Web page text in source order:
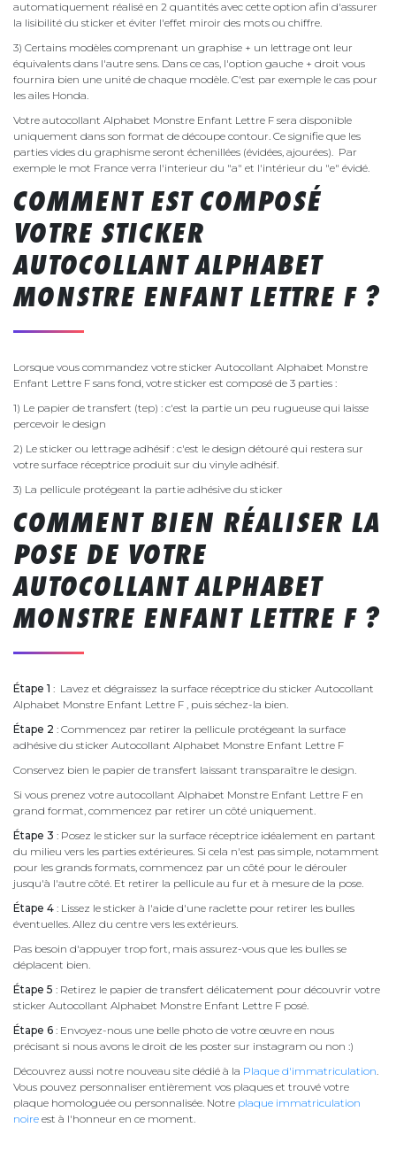
automatiquement réalisé en 2 quantités avec cette option afin d'assurer
la lisibilité du sticker et éviter l'effet miroir des mots ou chiffre.
3) Certains modèles comprenant un graphise + un lettrage ont leur
équivalents dans l'autre sens. Dans ce cas, l'option gauche + droit vous
fournira bien une unité de chaque modèle. C'est par exemple le cas pour
les ailes Honda.
Votre autocollant Alphabet Monstre Enfant Lettre F sera disponible
uniquement dans son format de découpe contour. Ce signifie que les
parties vides du graphisme seront échenillées (évidées, ajourées). Par
exemple le mot France verra l'interieur du "a" et l'intérieur du "e" évidé.
COMMENT EST COMPOSÉ
VOTRE STICKER
AUTOCOLLANT ALPHABET
MONSTRE ENFANT LETTRE F ?
Lorsque vous commandez votre sticker Autocollant Alphabet Monstre
Enfant Lettre F sans fond, votre sticker est composé de 3 parties :
1) Le papier de transfert (tep) : c'est la partie un peu rugueuse qui laisse
percevoir le design
2) Le sticker ou lettrage adhésif : c'est le design détouré qui restera sur
votre surface réceptrice produit sur du vinyle adhésif.
3) La pellicule protégeant la partie adhésive du sticker
COMMENT BIEN RÉALISER LA
POSE DE VOTRE
AUTOCOLLANT ALPHABET
MONSTRE ENFANT LETTRE F ?
Étape 1 : Lavez et dégraissez la surface réceptrice du sticker Autocollant
Alphabet Monstre Enfant Lettre F , puis séchez-la bien.
Étape 2 : Commencez par retirer la pellicule protégeant la surface
adhésive du sticker Autocollant Alphabet Monstre Enfant Lettre F
Conservez bien le papier de transfert laissant transparaître le design.
Si vous prenez votre autocollant Alphabet Monstre Enfant Lettre F en
grand format, commencez par retirer un côté uniquement.
Étape 3 : Posez le sticker sur la surface réceptrice idéalement en partant
du milieu vers les parties extérieures. Si cela n'est pas simple, notamment
pour les grands formats, commencez par un côté pour le dérouler
jusqu'à l'autre côté. Et retirer la pellicule au fur et à mesure de la pose.
Étape 4 : Lissez le sticker à l'aide d'une raclette pour retirer les bulles
éventuelles. Allez du centre vers les extérieurs.
Pas besoin d'appuyer trop fort, mais assurez-vous que les bulles se
déplacent bien.
Étape 5 : Retirez le papier de transfert délicatement pour découvrir votre
sticker Autocollant Alphabet Monstre Enfant Lettre F posé.
Étape 6 : Envoyez-nous une belle photo de votre œuvre en nous
précisant si nous avons le droit de les poster sur instagram ou non :)
Découvrez aussi notre nouveau site dédié à la Plaque d'immatriculation.
Vous pouvez personnaliser entièrement vos plaques et trouvé votre
plaque homologuée ou personnalisée. Notre plaque immatriculation
noire est à l'honneur en ce moment.